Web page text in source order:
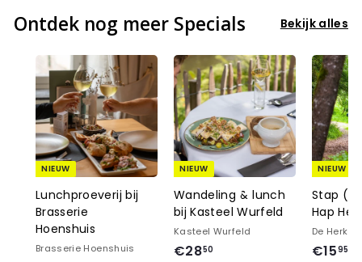
Ontdek nog meer Specials Bekijk alles
NIEUW
Lunchproeverij bij
Brasserie
Hoenshuis
Brasserie Hoenshuis
NIEUW
Wandeling & lunch
bij Kasteel Wurfeld
Kasteel Wurfeld
€2850
NIEUW
Stap
Hap
De
€1595